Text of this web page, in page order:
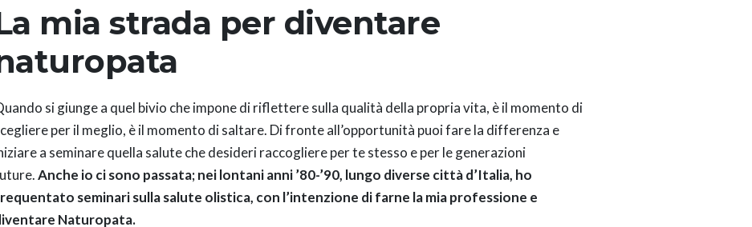
mia strada per diventare
si giunge a quel bivio che impone di riflettere sulla qualità della propria vita, è il momento di
per il meglio, è il momento di saltare. Di fronte all’opportunità puoi fare la differenza e
a seminare quella salute che desideri raccogliere per te stesso e per le generazioni
Anche io ci sono passata; nei lontani anni ’80-’90, lungo diverse città d’Italia, ho
seminari sulla salute olistica, con l’intenzione di farne la mia professione e
Naturopata.